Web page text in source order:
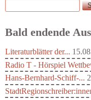
Suchformular
Suche
Bald endende
Literaturblätter der...
Radio T - Hörspiel
Hans-Bernhard-Schiff-...